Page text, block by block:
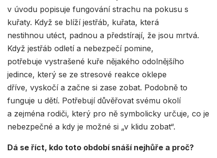
v úvodu popisuje fungování strachu na pokusu s
kuřaty. Když se blíží jestřáb, kuřata, která
nestihnou utéct, padnou a předstírají, že jsou mrtvá.
Když jestřáb odletí a nebezpečí pomine,
potřebuje vystrašené kuře nějakého odolnějšího
jedince, který se ze stresové reakce oklepe
dříve, vyskočí a začne si zase zobat. Podobně to
funguje u dětí. Potřebují důvěřovat svému okolí
a zejména rodiči, který pro ně symbolicky určuje, co je
nebezpečné a kdy je možné si „v klidu zobat“.
Dá se říct, kdo toto období snáší nejhůře a proč?